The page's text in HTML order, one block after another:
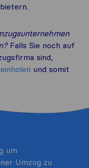
Falls Sie noch auf
sind,
und somit
um
Umzug zu